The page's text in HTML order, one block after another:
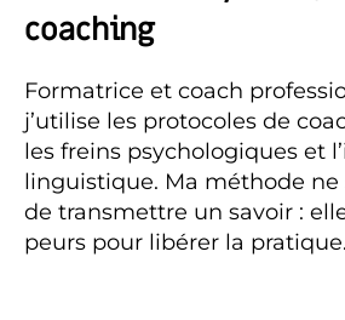
coaching
Formatrice et coach
j’utilise les protocoles de
les freins psychologiques et
linguistique. Ma méthode ne
de transmettre un savoir :
peurs pour libérer la pratique.